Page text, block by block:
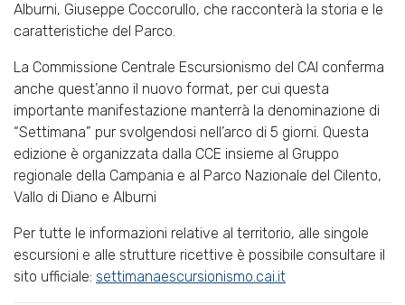
Alburni, Giuseppe Coccorullo, che racconterà la storia e le
caratteristiche del Parco.
La Commissione Centrale Escursionismo del CAI conferma
anche quest’anno il nuovo format, per cui questa
importante manifestazione manterrà la denominazione di
“Settimana” pur svolgendosi nell’arco di 5 giorni. Questa
edizione è organizzata dalla CCE insieme al Gruppo
regionale della Campania e al Parco Nazionale del Cilento,
Vallo di Diano e Alburni
Per tutte le informazioni relative al territorio, alle singole
escursioni e alle strutture ricettive è possibile consultare il
sito ufficiale: settimanaescursionismo.cai.it